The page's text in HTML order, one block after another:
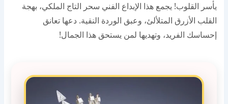
يأسر القلوب! يجمع هذا الإبداع الفني سحر التاج الملكي، بهجة
القلب الأزرق المتلألئ، وعبق الوردة النقية. دعها تعانق
إحساسك الفريد، وتهديها لمن يستحق هذا الجمال!